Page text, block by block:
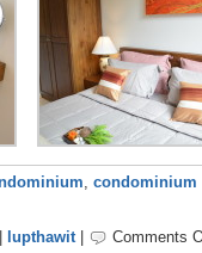
, condominium
lupthawit|
Comments